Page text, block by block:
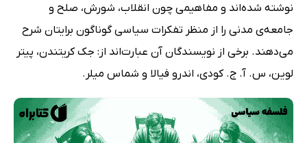
نوشته شده‌اند و مفاهیمی چون انقلاب، شورش، صلح و
جامعه‌ی مدنی را از منظر تفکرات سیاسی گوناگون برایتان شرح
می‌دهند. برخی از نویسندگان آن عبارت‌اند از: جک کریتندن، پیتر
لوین، س. آ. ج. کودى، اندرو فیالا و شماس میلر.